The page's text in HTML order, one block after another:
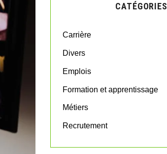
o
CATÉGORIES
Carrière
Divers
Emplois
Formation et apprentissage
Métiers
Recrutement